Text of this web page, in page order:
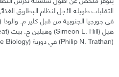
التقلبات طويلة الأجل لنظام البطاريق
(Philip N. Trathan) في دورية (Marine Biology) .